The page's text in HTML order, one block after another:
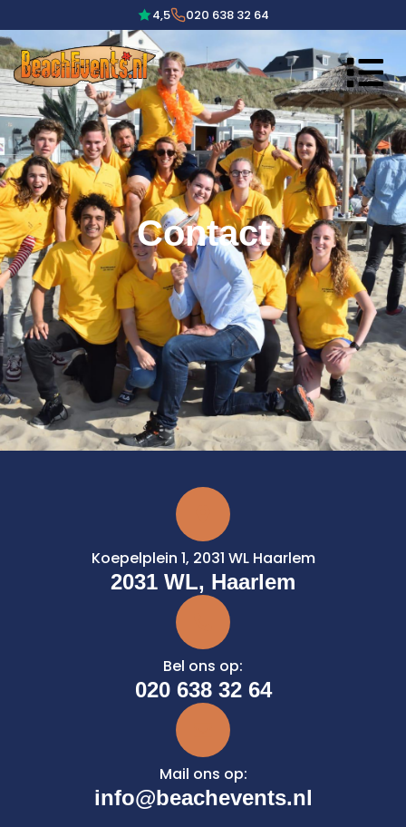
4,5 020 638 32 64
Contact
Koepelplein 1, 2031 WL Haarlem
2031 WL, Haarlem
Bel ons op:
020 638 32 64
Mail ons op:
info@beachevents.nl